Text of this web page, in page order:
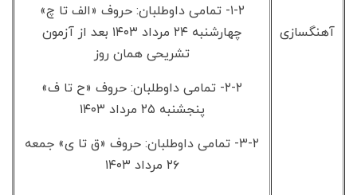
آهنگسازی
۱-۲- تمامی داوطلبان: حروف «الف تا چ»
چهارشنبه ۲۴ مرداد ۱۴۰۳ بعد از آزمون
تشریحی همان روز
۲-۲- تمامی داوطلبان: حروف «ح تا ف»
پنجشنبه ۲۵ مرداد ۱۴۰۳
۳-۲- تمامی داوطلبان: حروف «ق تا ی» جمعه
۲۶ مرداد ۱۴۰۳